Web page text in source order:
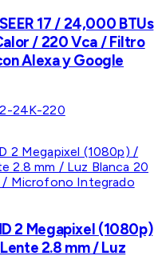
17 / 24,000 BTUs
/ 220 Vca / Filtro
Alexa y Google
24K-220
2 Megapixel (1080p)
2.8 mm / Luz